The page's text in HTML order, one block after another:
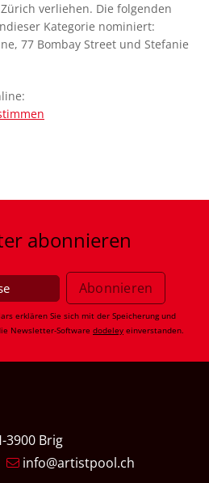
verliehen. Die folgenden
Kategorie nominiert:
77 Bombay Street und Stefanie
abonnieren
erklären Sie sich mit der Speicherung und
Newsletter-Software dodeley einverstanden.
3900 Brig
info@artistpool.ch